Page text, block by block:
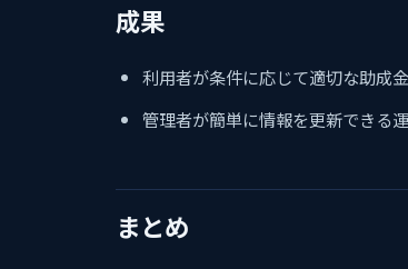
成果
利用者が条件に応じて適切な助成
管理者が簡単に情報を更新できる
まとめ